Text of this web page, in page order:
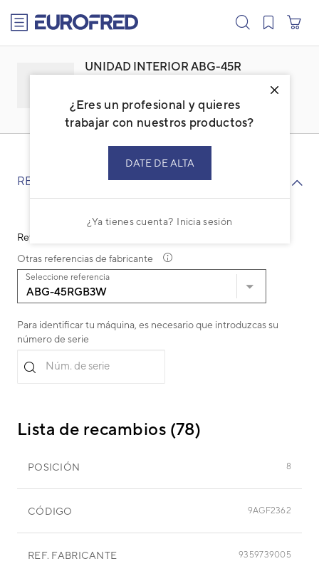
¿Eres un profesional y quieres
trabajar con nuestros productos?
DATE DE ALTA
¿Ya tienes cuenta? Inicia sesión
UNIDAD INTERIOR ABG-45R
Código: 3DGG3271
Ref. fabricante: ABG-45RGB3W
RECAMBIOS
Ref. fabricante: ABG-45RGB3W
Otras referencias de fabricante
ABG-45RGB3W
Seleccione referencia
Para identificar tu máquina, es necesario que introduzcas su
número de serie
Núm. de serie
Lista de recambios (78)
POSICIÓN 8
CÓDIGO 9AGF2362
REF. FABRICANTE 9359739005